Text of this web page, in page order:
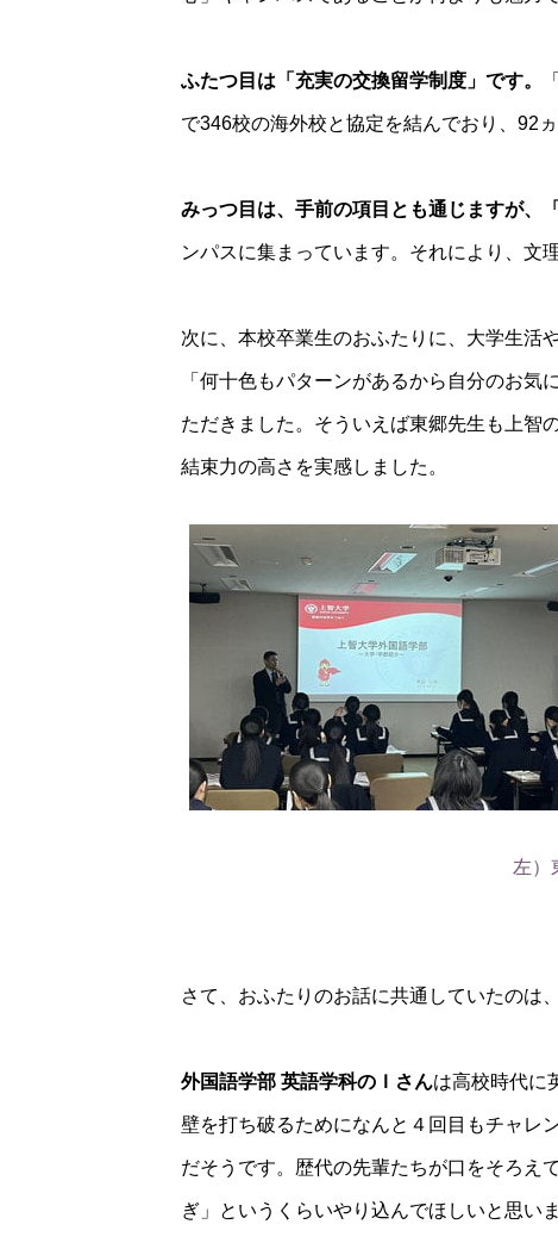
ふたつ目は「充実の交換留学制度」です。
で346校の海外校と協定を結んでおり、92
みっつ目は、手前の項目とも通じますが、
ンパスに集まっています。それにより、文
次に、本校卒業生のおふたりに、大学生活
「何十色もパターンがあるから自分のお
ただきました。そういえば東郷先生も上智
結束力の高さを実感しました。
左）
さて、おふたりのお話に共通していたのは、
外国語学部 英語学科のＩさんは高校時代に
壁を打ち破るためになんと４回目もチャレ
だそうです。歴代の先輩たちが口をそろえ
ぎ」というくらいやり込んでほしいと思いま